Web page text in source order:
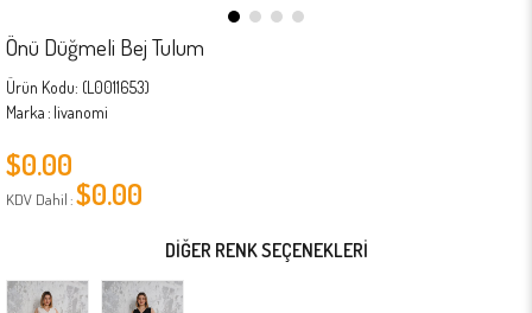
Önü Düğmeli Bej Tulum
(L0011653)
Marka : livanomi
$0.00
KDV Dahil :$0.00
DIĞER RENK SEÇENEKLERI